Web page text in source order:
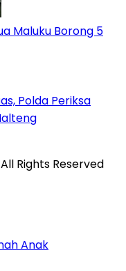
Maluku Borong 5
Polda Periksa
Rights Reserved
Anak